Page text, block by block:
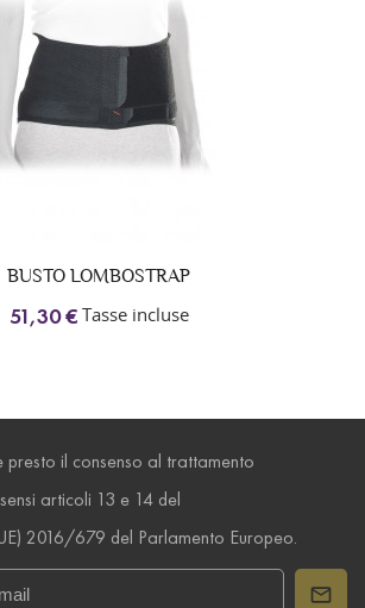
BUSTO LOMBOSTRAP
51,30 €Tasse incluse
presto il consenso al trattamento
articoli 13 e 14 del
2016/679 del Parlamento Europeo.